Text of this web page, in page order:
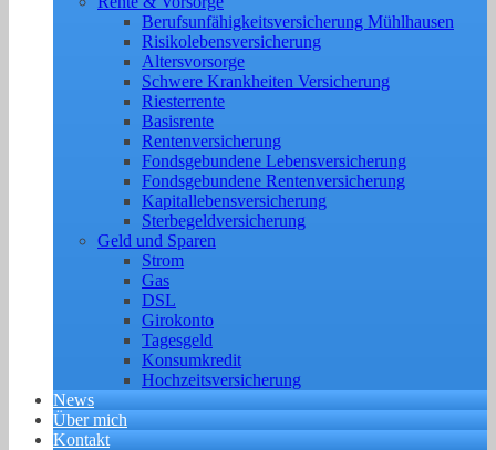
Berufs­unfähigkeitsversicherung Mühlhausen
Risikolebensversicherung
Altersvorsorge
Schwere Krankheiten Versicherung
Riesterrente
Basisrente
Rentenversicherung
Fondsgebundene Lebensversicherung
Fondsgebundene Rentenversicherung
Kapitallebensversicherung
Sterbegeldversicherung
Geld und Sparen
Strom
Gas
DSL
Girokonto
Tagesgeld
Konsumkredit
Hochzeitsversicherung
News
Über mich
Kontakt